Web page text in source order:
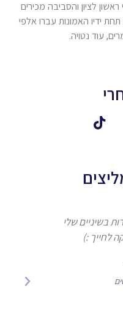
לציון והסביבה מכירים
ידיו האמונות עברו אלפי
עוד נטויה.
בשיניים שלי
לחייך :)